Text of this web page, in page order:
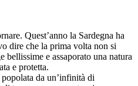
Quest’anno la Sardegna ha
dire che la prima volta non si
e assaporato una natura
e protetta.
da un’infinità di